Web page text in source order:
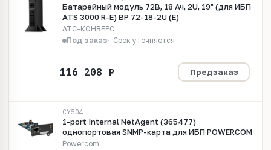
Батарейный модуль 72В, 18 Ач, 2U, 19" (для ИБП
ATS 3000 R-E) BP 72-18-2U (E)
АТС-КОНВЕРС
Под заказ
Срок уточняется
Предзаказ
CY504
1-port Internal NetAgent (365477)
однопортовая SNMP-карта для ИБП POWERCOM
Powercom